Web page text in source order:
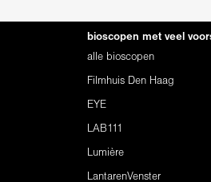
bioscopen met veel
alle bioscopen
Filmhuis Den Haag
EYE
LAB111
Lumière
LantarenVenster